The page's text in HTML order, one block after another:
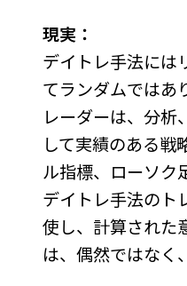
現実：
デイトレ手法には
てランダムではあ
レーダーは、分析
して実績のある戦
ル指標、ローソク
デイトレ手法のト
使し、計算された
は、偶然ではなく